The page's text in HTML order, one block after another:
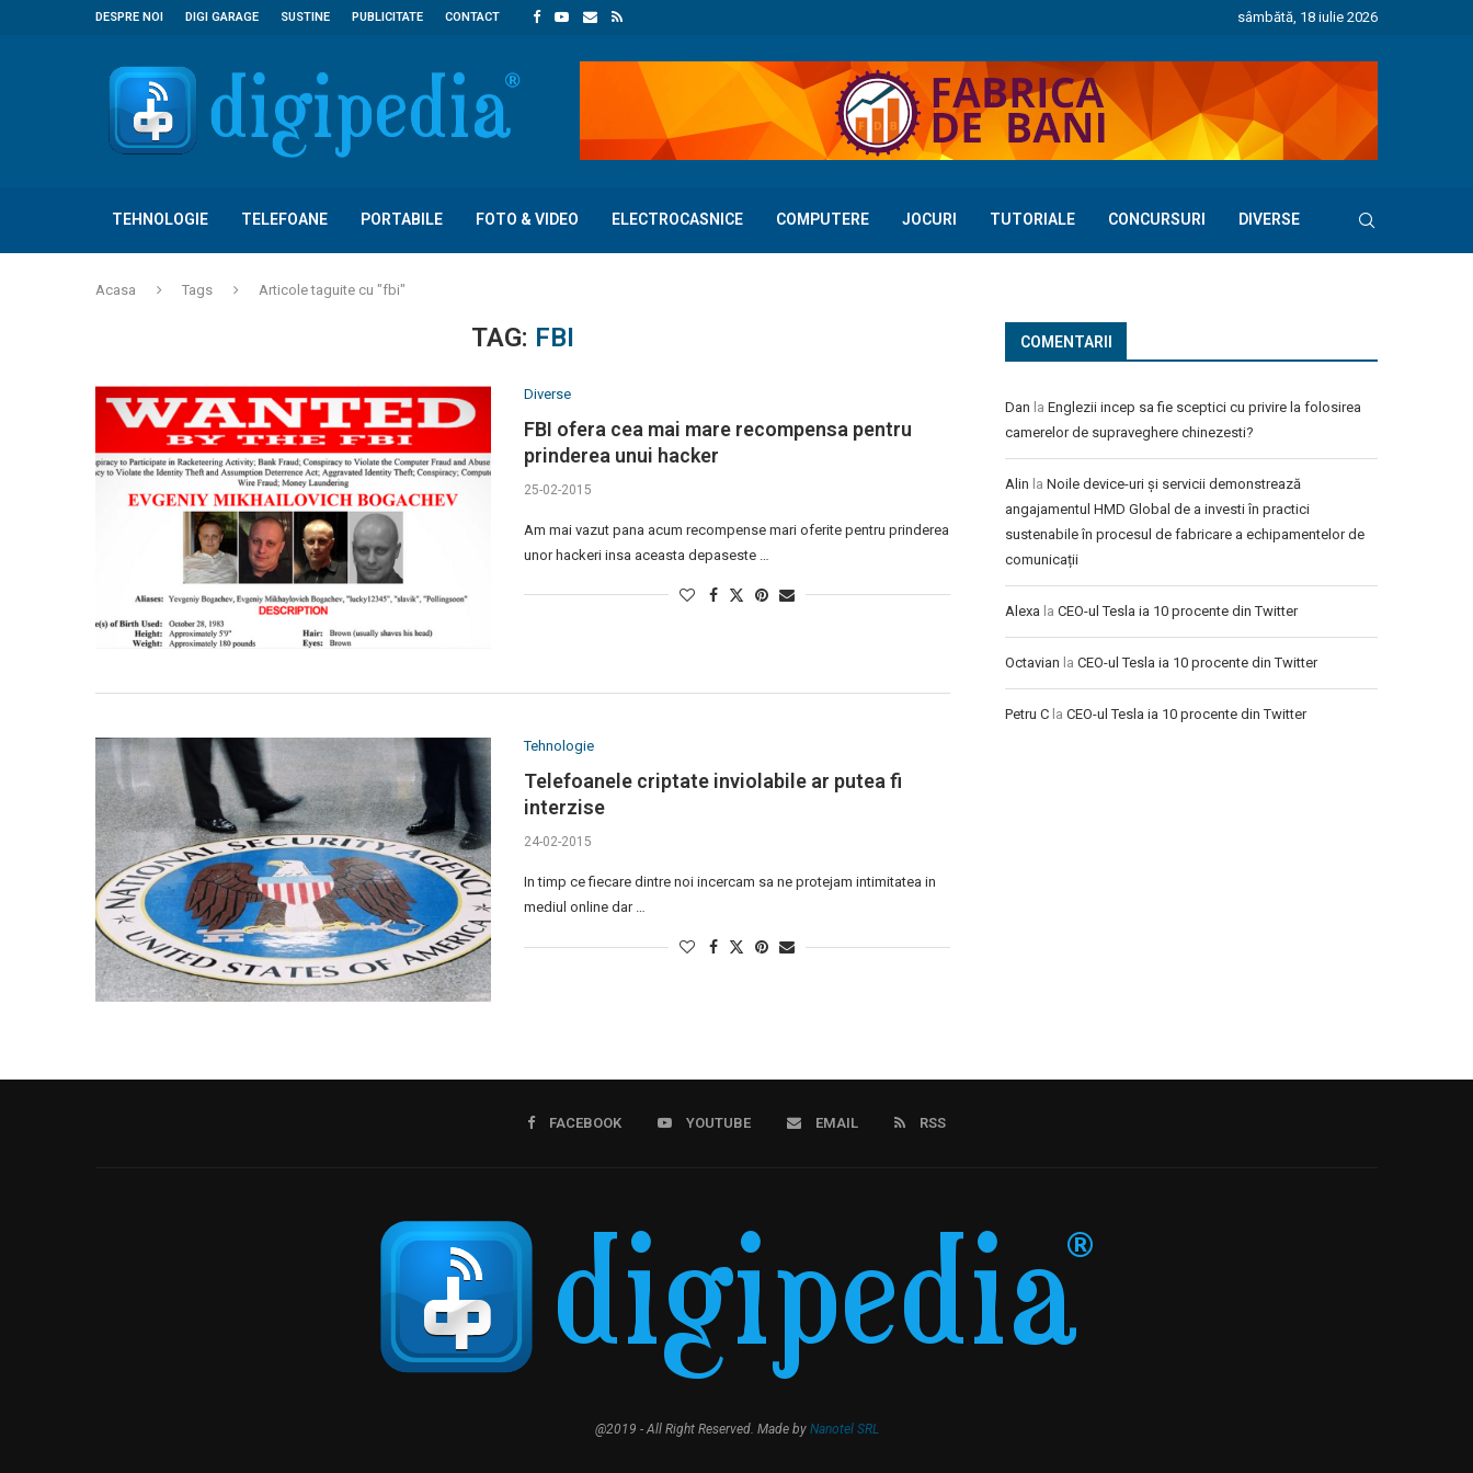
DESPRE NOI DIGI GARAGE SUSTINE PUBLICITATE CONTACT sâmbătă, 18 iulie 2026
TEHNOLOGIE TELEFOANE PORTABILE FOTO & VIDEO ELECTROCASNICE COMPUTERE JOCURI TUTORIALE CONCURSURI DIVERSE
Acasa Tags Articole taguite cu "fbi"
TAG: FBI
Diverse
FBI ofera cea mai mare recompensa pentru
prinderea unui hacker
25-02-2015
Am mai vazut pana acum recompense mari oferite pentru prinderea
unor hackeri insa aceasta depaseste …
Tehnologie
Telefoanele criptate inviolabile ar putea fi
interzise
24-02-2015
In timp ce fiecare dintre noi incercam sa ne protejam intimitatea in
mediul online dar …
COMENTARII
Dan la Englezii incep sa fie sceptici cu privire la folosirea
camerelor de supraveghere chinezesti?
Alin la Noile device-uri și servicii demonstrează
angajamentul HMD Global de a investi în practici
sustenabile în procesul de fabricare a echipamentelor de
comunicații
Alexa la CEO-ul Tesla ia 10 procente din Twitter
Octavian la CEO-ul Tesla ia 10 procente din Twitter
Petru C la CEO-ul Tesla ia 10 procente din Twitter
FACEBOOK YOUTUBE EMAIL RSS
@2019 - All Right Reserved. Made by Nanotel SRL